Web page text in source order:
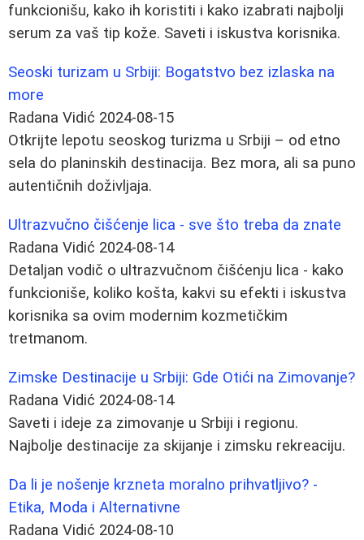
funkcionišu, kako ih koristiti i kako izabrati najbolji
serum za vaš tip kože. Saveti i iskustva korisnika.
Seoski turizam u Srbiji: Bogatstvo bez izlaska na
more
Radana Vidić 2024-08-15
Otkrijte lepotu seoskog turizma u Srbiji – od etno
sela do planinskih destinacija. Bez mora, ali sa puno
autentičnih doživljaja.
Ultrazvučno čišćenje lica - sve što treba da znate
Radana Vidić 2024-08-14
Detaljan vodič o ultrazvučnom čišćenju lica - kako
funkcioniše, koliko košta, kakvi su efekti i iskustva
korisnika sa ovim modernim kozmetičkim
tretmanom.
Zimske Destinacije u Srbiji: Gde Otići na Zimovanje?
Radana Vidić 2024-08-14
Saveti i ideje za zimovanje u Srbiji i regionu.
Najbolje destinacije za skijanje i zimsku rekreaciju.
Da li je nošenje krzneta moralno prihvatljivo? -
Etika, Moda i Alternativne
Radana Vidić 2024-08-10